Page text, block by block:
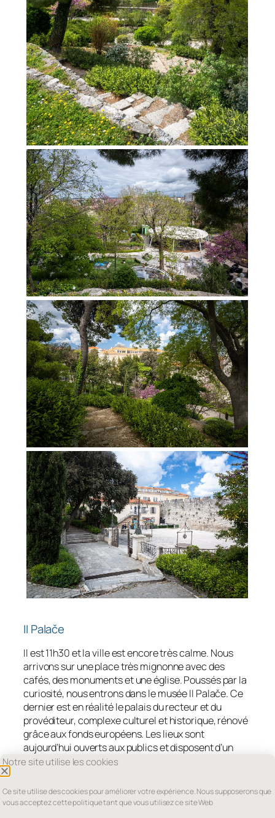
II Palače
Il est 11h30 et la ville est encore très calme. Nous
arrivons sur une place très mignonne avec des
cafés, des monuments et une église. Poussés par la
curiosité, nous entrons dans le musée II Palače. Ce
dernier est en réalité le palais du recteur et du
provéditeur, complexe culturel et historique, rénové
grâce aux fonds européens. Les lieux sont
aujourd’hui ouverts aux publics et disposent d’un
musée, galerie, ateliers éducatifs… Nous profitons
l’endroit en vaut le détour !
Notre site utilise les cookies
Ce site utilise des cookies pour améliorer votre expérience. Nous supposerons que
vous acceptez cette politique tant que vous utilisez ce site Web